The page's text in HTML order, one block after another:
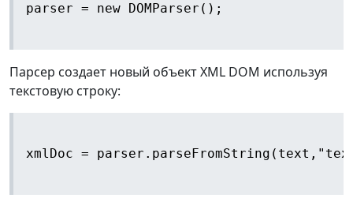
parser = new DOMParser();
Парсер создает новый объект XML DOM используя
текстовую строку:
xmlDoc =